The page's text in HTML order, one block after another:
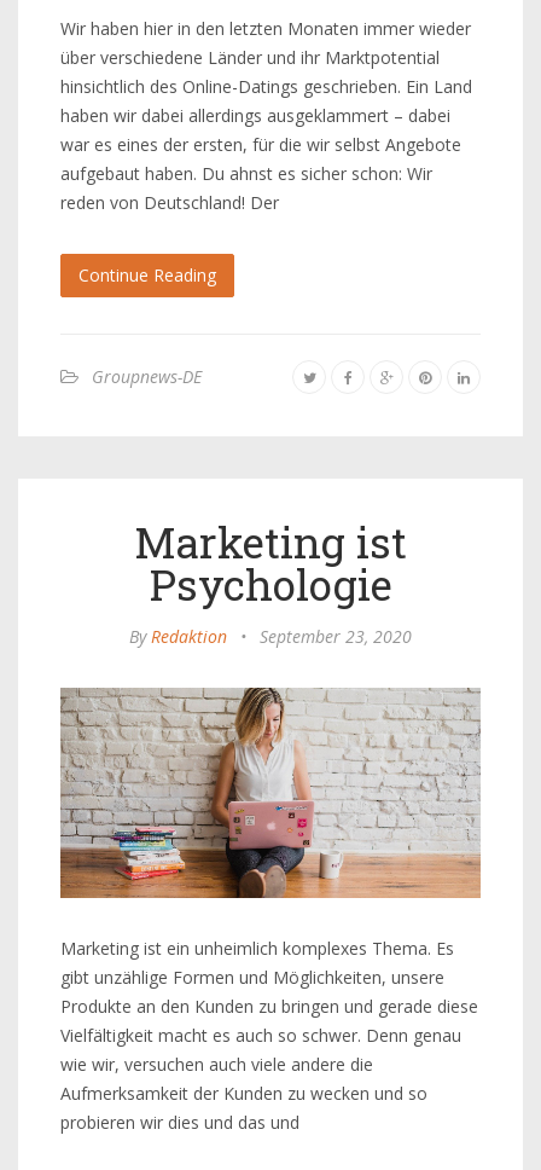
Wir haben hier in den letzten Monaten immer wieder
über verschiedene Länder und ihr Marktpotential
hinsichtlich des Online-Datings geschrieben. Ein Land
haben wir dabei allerdings ausgeklammert – dabei
war es eines der ersten, für die wir selbst Angebote
aufgebaut haben. Du ahnst es sicher schon: Wir
reden von Deutschland! Der
Continue Reading
Groupnews-DE
Marketing ist
Psychologie
ByRedaktion • September 23, 2020
Marketing ist ein unheimlich komplexes Thema. Es
gibt unzählige Formen und Möglichkeiten, unsere
Produkte an den Kunden zu bringen und gerade diese
Vielfältigkeit macht es auch so schwer. Denn genau
wie wir, versuchen auch viele andere die
Aufmerksamkeit der Kunden zu wecken und so
probieren wir dies und das und